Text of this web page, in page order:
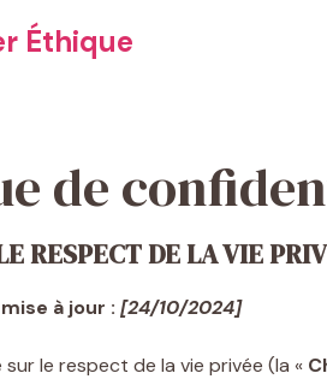
Éthique
de
RESPECT DE LA VIE
à jour : [24/10/2024]
le respect de la vie privée (la «